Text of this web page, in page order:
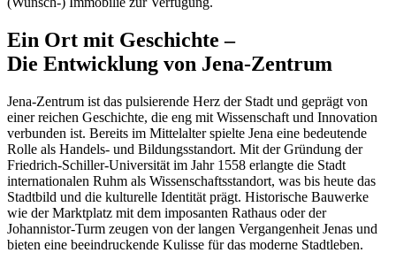
Ein Ort mit Geschichte –
Die Entwicklung von Jena-Zentrum
Jena-Zentrum ist das pulsierende Herz der Stadt und geprägt von
einer reichen Geschichte, die eng mit Wissenschaft und Innovation
verbunden ist. Bereits im Mittelalter spielte Jena eine bedeutende
Rolle als Handels- und Bildungsstandort. Mit der Gründung der
Friedrich-Schiller-Universität im Jahr 1558 erlangte die Stadt
internationalen Ruhm als Wissenschaftsstandort, was bis heute das
Stadtbild und die kulturelle Identität prägt. Historische Bauwerke
wie der Marktplatz mit dem imposanten Rathaus oder der
Johannistor-Turm zeugen von der langen Vergangenheit Jenas und
bieten eine beeindruckende Kulisse für das moderne Stadtleben.